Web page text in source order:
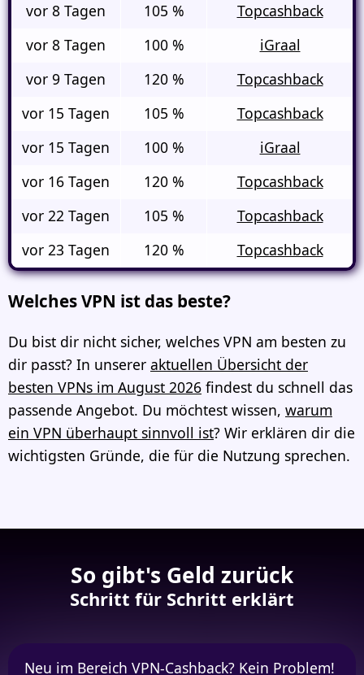
vor 8 Tagen
105 %
Topcashback
vor 8 Tagen
100 %
iGraal
vor 9 Tagen
120 %
Topcashback
vor 15 Tagen
105 %
Topcashback
vor 15 Tagen
100 %
iGraal
vor 16 Tagen
120 %
Topcashback
vor 22 Tagen
105 %
Topcashback
vor 23 Tagen
120 % Topcashback
Welches VPN ist das beste?
Du bist dir nicht sicher, welches VPN am besten zu
dir passt? In unserer aktuellen Übersicht der
besten VPNs im August 2026 findest du schnell das
passende Angebot. Du möchtest wissen, warum
ein VPN überhaupt sinnvoll ist? Wir erklären dir die
wichtigsten Gründe, die für die Nutzung sprechen.
So gibt's Geld zurück
Schritt für Schritt erklärt
Neu im Bereich VPN-Cashback? Kein Problem!